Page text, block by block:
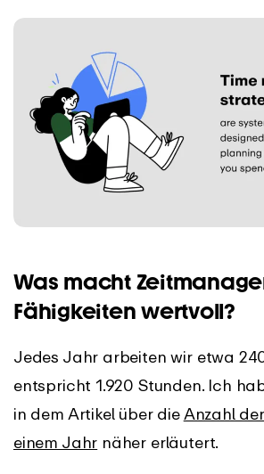
Was macht
Fähigkeiten wertvoll?
Jedes Jahr arbeiten wir etwa
entspricht 1.920 Stunden. Ich
in dem Artikel über die Anzahl
einem Jahr näher erläutert.